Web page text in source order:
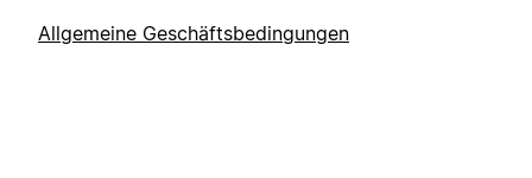
Allgemeine Geschäftsbedingungen